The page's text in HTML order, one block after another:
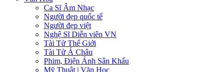
Ca Sĩ Âm Nhạc
Người đẹp quốc tế
Người đẹp việt
Nghệ Sĩ Diễn viên VN
Tài Tử Thế Giới
Tài Tử Á Châu
Phim, Điện Ảnh Sân Khấu
Mỹ Thuật | Văn Học